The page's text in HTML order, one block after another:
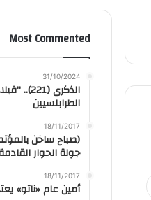
Most Commented
31/10/2024
الذكرى
الطرابلسيين
18/11/2017
(صباح ساخن
جولة الحوار
18/11/2017
أمين عام «ناتو»